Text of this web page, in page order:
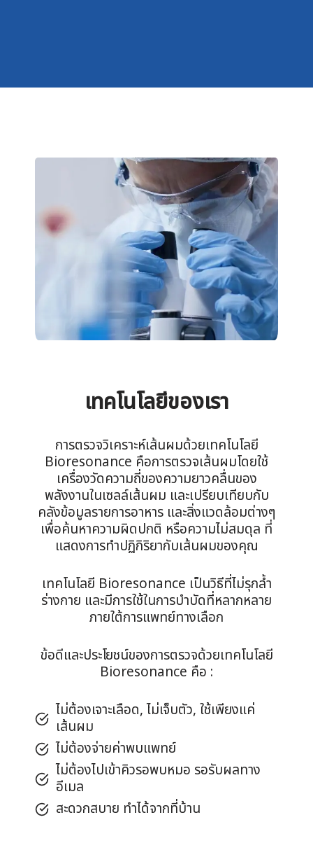
เทคโนโลยีของเรา
การตรวจวิเคราะห์เส้นผมด้วยเทคโนโลยี
Bioresonance คือการตรวจเส้นผมโดยใช้
เครื่องวัดความถี่ของความยาวคลื่นของ
พลังงานในเซลล์เส้นผม และเปรียบเทียบกับ
คลังข้อมูลรายการอาหาร และสิ่งแวดล้อมต่างๆ
เพื่อค้นหาความผิดปกติ หรือความไม่สมดุล ที่
แสดงการทำปฏิกิริยากับเส้นผมของคุณ
เทคโนโลยี Bioresonance เป็นวิธีที่ไม่รุกล้ำ
ร่างกาย และมีการใช้ในการบำบัดที่หลากหลาย
ภายใต้การแพทย์ทางเลือก
ข้อดีและประโยชน์ของการตรวจด้วยเทคโนโลยี
Bioresonance คือ :
ไม่ต้องเจาะเลือด, ไม่เจ็บตัว, ใช้เพียงแค่
เส้นผม
ไม่ต้องจ่ายค่าพบแพทย์
ไม่ต้องไปเข้าคิวรอพบหมอ รอรับผลทาง
อีเมล
สะดวกสบาย ทำได้จากที่บ้าน